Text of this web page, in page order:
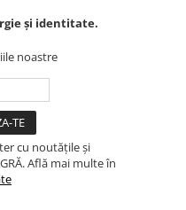
și identitate.
noastre
cu noutățile și
Află mai multe în